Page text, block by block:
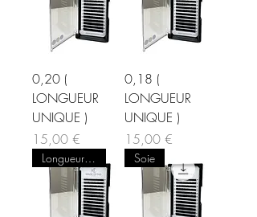
0,20 (
LONGUEUR
UNIQUE )
Prix
15,00 €
0,18 (
LONGUEUR
UNIQUE )
Prix
15,00 €
Longueur Unique Soie